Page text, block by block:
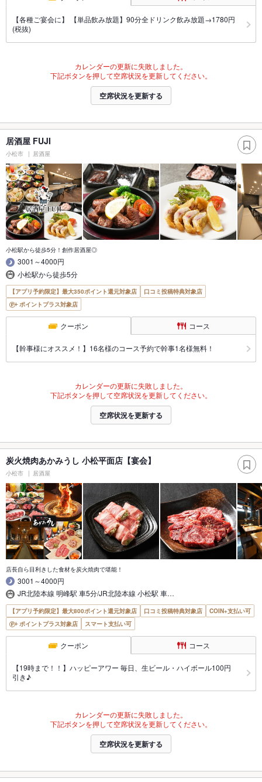
【各種ご宴会に】 【単品飲み放題】90分全ドリンク飲み放題→1780円
(税抜)
カレンダーの更新に失敗しました。
下記ボタンを押して空席状況を更新してください。
空席状況を更新する
居酒屋 FUJI
小松市 居酒屋
小松駅から徒歩5分！創作居酒屋◎
3001～4000円
小松駅から徒歩5分
【アプリ予約限定】最大350ポイント還元対象店
口コミ投稿特典対象店
ポイントプラス対象店
クーポン コース
【幹事様にオススメ！】16名様のコース予約で幹事1名様無料！
カレンダーの更新に失敗しました。
下記ボタンを押して空席状況を更新してください。
空席状況を更新する
炭火焼肉あかみうし 小松平面店【宴会】
小松市 居酒屋
店長自ら目利きした食材を炭火焼肉で堪能！
3001～4000円
JR北陸本線 明峰駅 車5分/JR北陸本線 小松駅 車…
【アプリ予約限定】最大800ポイント還元対象店 口コミ投稿特典対象店
COIN+支払い可
ポイントプラス対象店
スマート支払い可
クーポン コース
【19時まで！！】ハッピーアワー 毎日、生ビール・ハイボール100円
引き♪
カレンダーの更新に失敗しました。
下記ボタンを押して空席状況を更新してください。
空席状況を更新する